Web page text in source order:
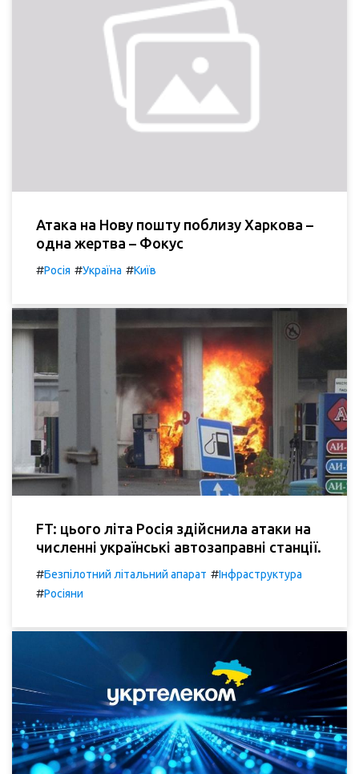
Атака на Нову пошту поблизу Харкова –
одна жертва – Фокус
#Росія #Україна #Київ
FT: цього літа Росія здійснила атаки на
численні українські автозаправні станції.
#Безпілотний літальний апарат #Інфраструктура
#Росіяни